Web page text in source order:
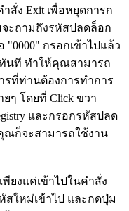
ำสั่ง Exit เพื่อหยุดการก
ะถามถึงรหัสปลดล็อก
กรอกเข้าไปแล้ว
นที ทำให้คุณสามารถ
ที่ท่านต้องการทำการ
ยๆ โดยที่ Click ขวา
และกรอกรหัสปลด
ณก็จะสามารถใช้งาน
ยงแค่เข้าไปในคำสั่ง
หัสใหม่เข้าไป และกดปุ่ม